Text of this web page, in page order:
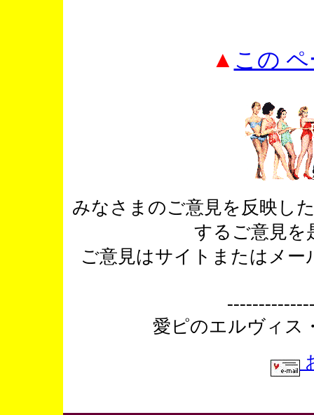
▲ この
みなさまのご意見を反映し
するご意見を
ご意見はサイトまたはメ
愛ピのエルヴィス